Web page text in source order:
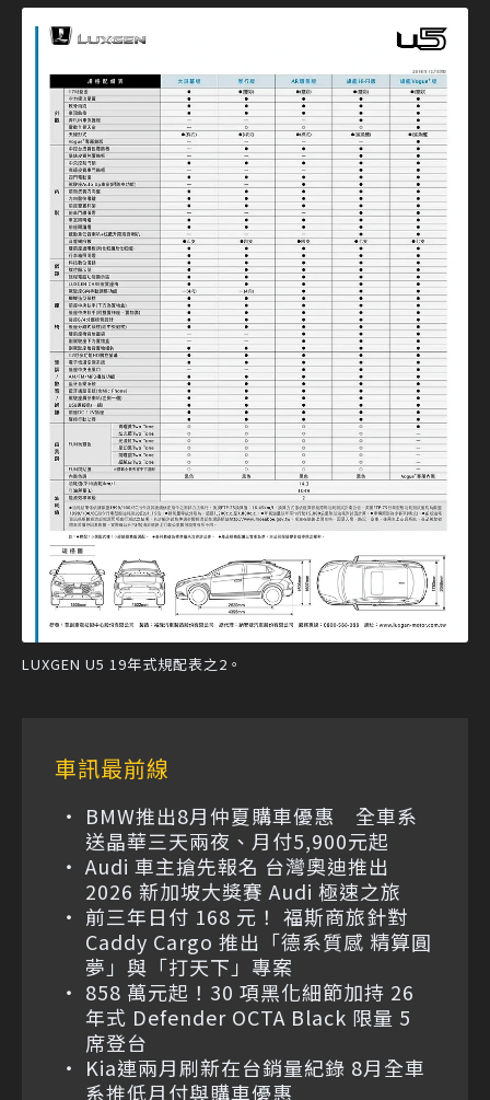
LUXGEN U5 19年式規配表之2。
車訊最前線
BMW推出8月仲夏購車優惠 全車系
送晶華三天兩夜、月付5,900元起
Audi 車主搶先報名 台灣奧迪推出
2026 新加坡大獎賽 Audi 極速之旅
前三年日付 168 元！ 福斯商旅針對
Caddy Cargo 推出「德系質感 精算圓
夢」與「打天下」專案
858 萬元起！30 項黑化細節加持 26
年式 Defender OCTA Black 限量 5
席登台
Kia連兩月刷新在台銷量紀錄 8月全車
系推低月付與購車優惠